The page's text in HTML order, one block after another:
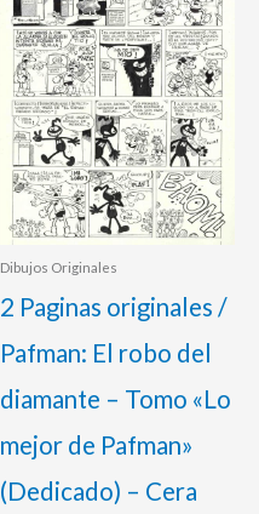
Dibujos Originales
2 Paginas originales /
Pafman: El robo del
diamante – Tomo «Lo
mejor de Pafman»
(Dedicado) – Cera